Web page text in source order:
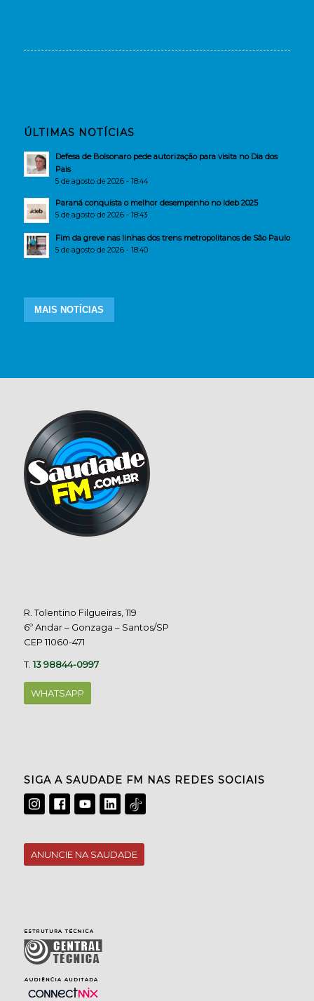
ÚLTIMAS NOTÍCIAS
Defesa de Bolsonaro pede autorização para visita no Dia dos
Pais
5 de agosto de 2026 - 18:44
Paraná conquista o melhor desempenho no Ideb 2025
5 de agosto de 2026 - 18:43
Fim da greve nas linhas dos trens metropolitanos de São Paulo
5 de agosto de 2026 - 18:40
MAIS NOTÍCIAS
R. Tolentino Filgueiras, 119
6º Andar – Gonzaga – Santos/SP
CEP 11060-471
T.13 98844-0997
WHATSAPP
SIGA A SAUDADE FM NAS REDES SOCIAIS
ANUNCIE NA SAUDADE